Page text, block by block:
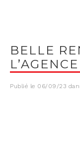
BELLE
Publié le 06/09/23